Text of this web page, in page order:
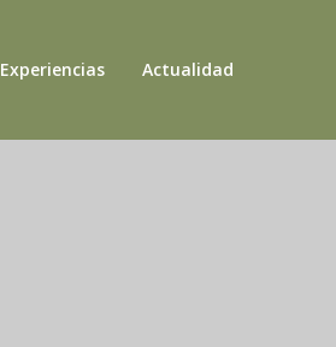
Experiencias Actualidad